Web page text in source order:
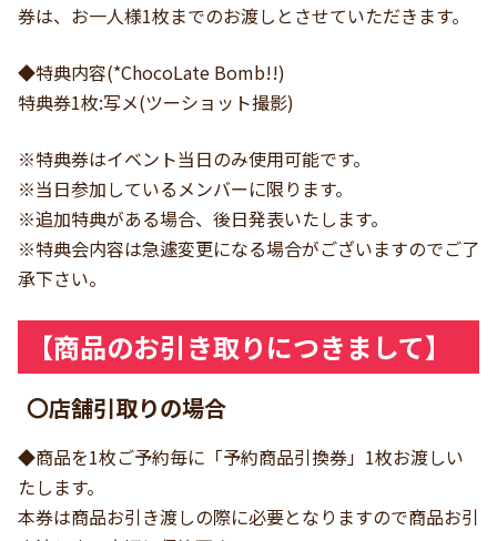
券は、お一人様1枚までのお渡しとさせていただきます。
◆特典内容(*ChocoLate Bomb!!)
特典券1枚:写メ(ツーショット撮影)
※特典券はイベント当日のみ使用可能です。
※当日参加しているメンバーに限ります。
※追加特典がある場合、後日発表いたします。
※特典会内容は急遽変更になる場合がございますのでご了
承下さい。
【商品のお引き取りにつきまして】
〇店舗引取りの場合
◆商品を1枚ご予約毎に「予約商品引換券」1枚お渡しい
たします。
本券は商品お引き渡しの際に必要となりますので商品お引